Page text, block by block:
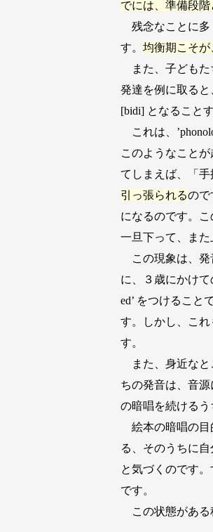
でには、準備段
残念なことに多
す。 均衡期こそ
また、子どもた
発達を例に取ると
[bidi] となること
これは、
このようなこと
てしまえば、「手
引っ張られるので
になるのです。こ
一旦下って、また
この現象は、発
に、３歳にかけて
ed’ をつけること
す。しかし、こ
す。
また、身近なと
ちの発音は、音
の暗唱を続けるう
絵本の暗唱の目
る、そのうちに
と気づくのです
です。
この状態がある